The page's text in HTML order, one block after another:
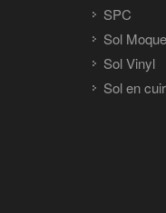
SPC
Sol
Sol Vinyl
Sol en cuir